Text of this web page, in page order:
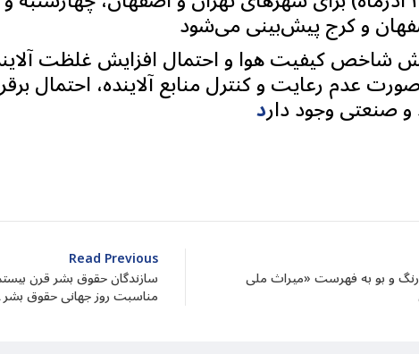
شاخص کیفیت هوا و احتمال افزایش غلظت
عدم رعایت و کنترل منابع آلاینده، احتمال
و صنعتی وجود دار
Read Previous
سازندگان حقوق بشر قرن
مناسبت روز جهانی حقوق بشر
و بو به فهرست «میراث ملی